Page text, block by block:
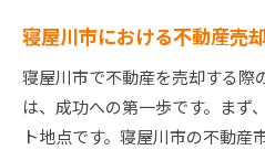
寝屋川市における不動産売
寝屋川市で不動産を売却する際
は、成功への第一歩です。まず
ト地点です。寝屋川市の不動産